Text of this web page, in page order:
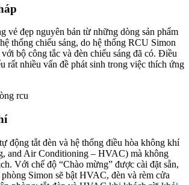
vẻ đẹp nguyên bản từ những dòng sản phẩm
thống chiếu sáng, do hệ thống RCU Simon
bộ công tắc và đèn chiếu sáng đã có. Điều
rất nhiều vấn đề phát sinh trong việc thích ứng
động tắt đèn và hệ thống điều hòa không khí
and Air Conditioning – HVAC) mà không
Với chế độ “Chào mừng” được cài đặt sẵn,
Simon sẽ bật HVAC, đèn và rèm cửa